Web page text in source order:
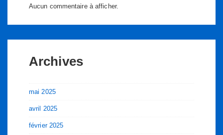
Aucun commentaire à afficher.
Archives
mai 2025
avril 2025
février 2025